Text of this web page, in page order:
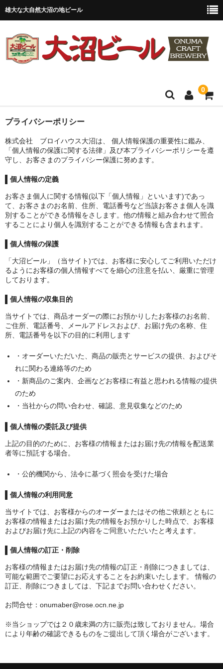
雄大な大自然大沼の地ビール
0
TOP PAGE
お買い物ガイド
商品一覧
新商品
ネット限定商品
期間限定
お問合せ
カート
プライバシーポリシー
株式会社 ブロイハウス大沼は、 個人情報保護の重要性に鑑み、
「個人情報の保護に関する法律」及び本プライバシーポリシーを遵
守し、お客さまのプライバシー保護に努めます。
個人情報の定義
お客さま個人に関する情報(以下「個人情報」といいます)であっ
て、お客さまのお名前、住所、電話番号など当該お客さま個人を識
別することができる情報をさします。他の情報と組み合わせて照合
することにより個人を識別することができる情報も含まれます。
個人情報の保護
「大沼ビール」（当サイト)では、お客様に安心してご利用いただけ
るようにお客様の個人情報すべてを細心の注意を払い、厳重に管理
しております。
個人情報の収集目的
当サイトでは、商品オーダーの際にお預かりしたお客様のお名前、
ご住所、電話番号、メールアドレスおよび、お届け先の名称、住
所、電話番号を以下の目的に利用します
・オーダーいただいた、商品の販売とサービスの提供、およびそ
れに関わる連絡等のため
・新商品のご案内、企画などお客様に有益と思われる情報の提供
のため
・当社からの問い合わせ、確認、意見収集などのため
個人情報の委託及び提供
上記の目的のために、お客様の情報またはお届け先の情報を配送業
者等に預託する場合。
・公的機関から、法令に基づく照会を受けた場合
個人情報の利用同意
当サイトでは、お客様からのオーダーまたはその他ご依頼とともに
お客様の情報またはお届け先の情報をお預かりした時点で、お客様
およびお届け先に上記の内容をご同意いただいたと考えます。
個人情報の訂正・削除
お客様の情報またはお届け先の情報の訂正・削除につきましては、
可能な範囲でご要望にお応えすることをお約束いたします。 情報の
訂正、削除につきましては、下記までお問い合わせください。
お問合せ：onumaber@rose.ocn.ne.jp
※当ショップでは２０歳未満の方に販売は致しておりません。場合
により年齢の確認できるものをご提出して頂く場合がございます。